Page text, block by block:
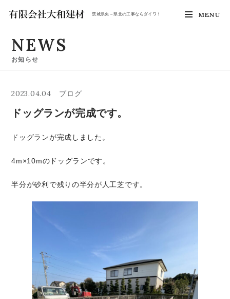
茨城県央～県北の工事ならダイワ！ MENU
NEWS
お知らせ
2023.04.04 ブログ
ドッグランが完成です。
ドッグランが完成しました。
4m×10mのドッグランです。
半分が砂利で残りの半分が人工芝です。